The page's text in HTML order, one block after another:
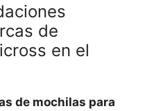
de
en el
de mochilas para